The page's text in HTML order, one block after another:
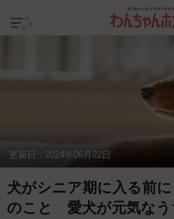
更新日： 2024年06月22日
犬がシニア期に入る前
のこと 愛犬が元気なう